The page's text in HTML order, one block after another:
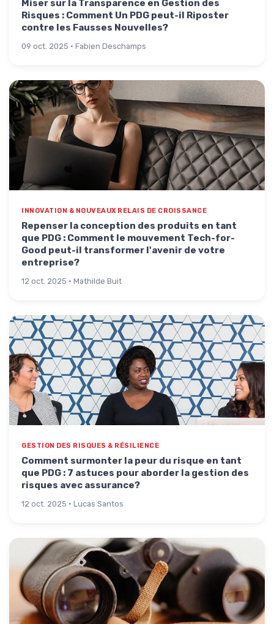
Miser sur la Transparence en Gestion des
Risques : Comment Un PDG peut-il Riposter
contre les Fausses Nouvelles?
09 oct. 2025 · Fabien Deschamps
INNOVATION & NOUVEAUX RELAIS DE CROISSANCE
Repenser la conception des produits en tant
que PDG : Comment le mouvement Tech-for-
Good peut-il transformer l'avenir de votre
entreprise?
12 oct. 2025 · Mathilde Buit
GESTION DES RISQUES & RÉSILIENCE
Comment surmonter la peur du risque en tant
que PDG : 7 astuces pour aborder la gestion des
risques avec assurance?
12 oct. 2025 · Lucas Santos